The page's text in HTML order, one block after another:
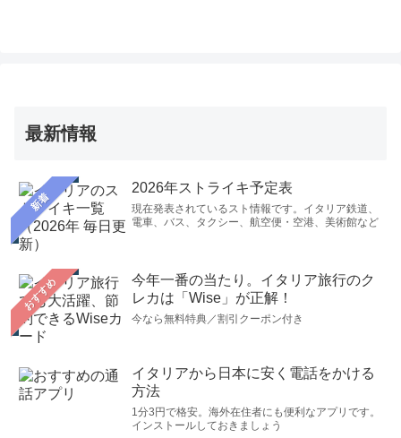
最新情報
新着
2026年ストライキ予定表
現在発表されているスト情報です。イタリア鉄道、
電車、バス、タクシー、航空便・空港、美術館など
おすすめ
今年一番の当たり。イタリア旅行のク
レカは「Wise」が正解！
今なら無料特典／割引クーポン付き
イタリアから日本に安く電話をかける
方法
1分3円で格安。海外在住者にも便利なアプリです。
インストールしておきましょう